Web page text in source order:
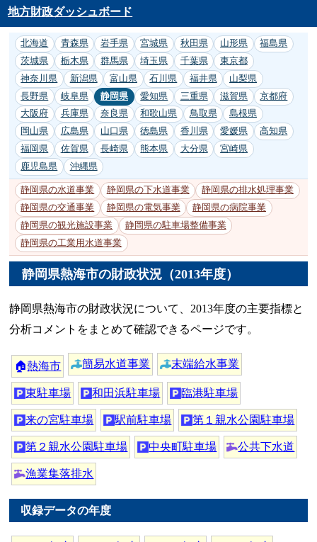
地方財政ダッシュボード
北海道 青森県 岩手県 宮城県 秋田県 山形県
福島県
茨城県
栃木県 群馬県 埼玉県 千葉県
東京都
神奈川県
新潟県 富山県 石川県 福井県
山梨県
長野県
岐阜県 静岡県 愛知県 三重県 滋賀県
京都府
大阪府
兵庫県 奈良県 和歌山県 鳥取県
島根県
岡山県
広島県 山口県 徳島県 香川県 愛媛県
高知県
福岡県
佐賀県 長崎県 熊本県 大分県
宮崎県
鹿児島県
沖縄県
静岡県の水道事業 静岡県の下水道事業
静岡県の排水処理事業
静岡県の交通事業
静岡県の電気事業
静岡県の病院事業
静岡県の観光施設事業
静岡県の駐車場整備事業
静岡県の工業用水道事業
静岡県熱海市の財政状況（2013年度）
静岡県熱海市の財政状況について、2013年度の主要指標と
分析コメントをまとめて確認できるページです。
🏠熱海市 簡易水道事業 末端給水事業
東駐車場 和田浜駐車場 臨港駐車場
来の宮駐車場 駅前駐車場 第１親水公園駐車場
第２親水公園駐車場 中央町駐車場 公共下水道
漁業集落排水
収録データの年度